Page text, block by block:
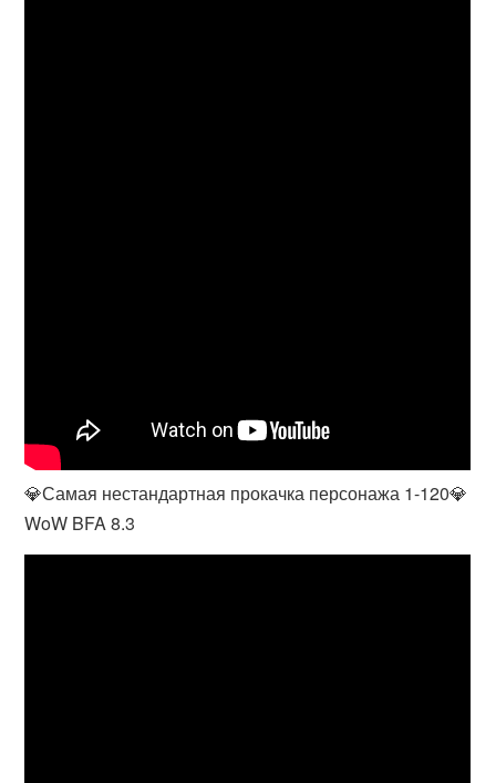
💎Самая нестандартная прокачка персонажа 1-120💎
WoW BFA 8.3